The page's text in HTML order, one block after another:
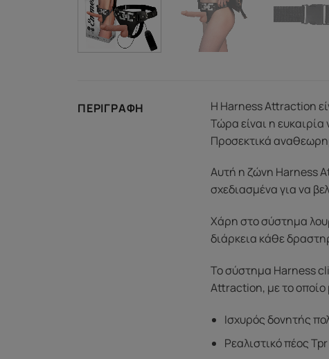
ΠΕΡΙΓΡΑΦΉ
Η Harness Attraction
Τώρα είναι η
Προσεκτικά
Αυτή η ζώνη Harness
σχεδιασμένα για να
Χάρη στο σύστημα
διάρκεια κάθε
Το σύστημα Harness
Attraction, με το οποίο
Ισχυρός δονητής
Ρεαλιστικό πέος